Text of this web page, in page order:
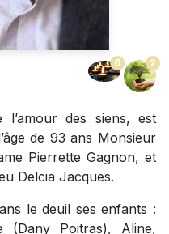
6 2
des siens, est
de 93 ans Monsieur
Pierrette Gagnon, et
Delcia Jacques.
le deuil ses enfants :
(Dany Poitras), Aline,